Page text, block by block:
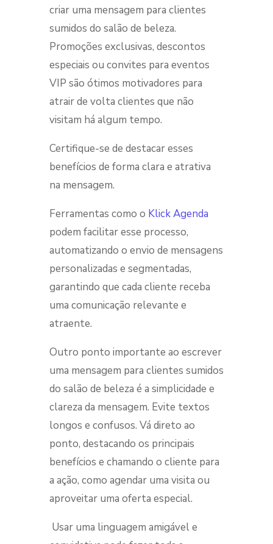
criar uma mensagem para clientes
sumidos do salão de beleza.
Promoções exclusivas, descontos
especiais ou convites para eventos
VIP são ótimos motivadores para
atrair de volta clientes que não
visitam há algum tempo.
Certifique-se de destacar esses
benefícios de forma clara e atrativa
na mensagem.
Ferramentas como o Klick Agenda
podem facilitar esse processo,
automatizando o envio de mensagens
personalizadas e segmentadas,
garantindo que cada cliente receba
uma comunicação relevante e
atraente.
Outro ponto importante ao escrever
uma mensagem para clientes sumidos
do salão de beleza é a simplicidade e
clareza da mensagem. Evite textos
longos e confusos. Vá direto ao
ponto, destacando os principais
benefícios e chamando o cliente para
a ação, como agendar uma visita ou
aproveitar uma oferta especial.
Usar uma linguagem amigável e